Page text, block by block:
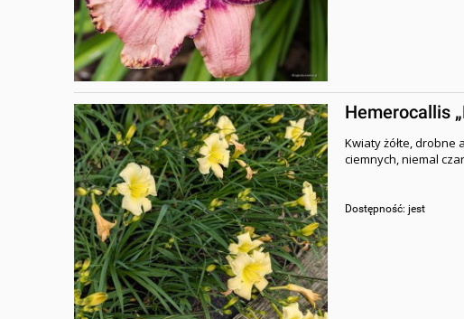
Hemerocallis
Kwiaty żółte, drobne
ciemnych, niemal
Dostępność: jest